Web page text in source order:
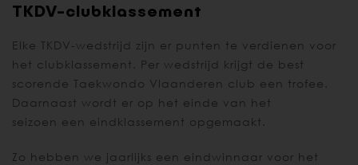
TKDV-clubklassement
Elke TKDV-wedstrijd zijn er punten te verdienen voor
het clubklassement. Per wedstrijd krijgt de best
scorende Taekwondo Vlaanderen club een trofee.
Daarnaast wordt er op het einde van het
seizoen een eindklassement opgemaakt.
Zo hebben we jaarlijks een eindwinnaar voor het